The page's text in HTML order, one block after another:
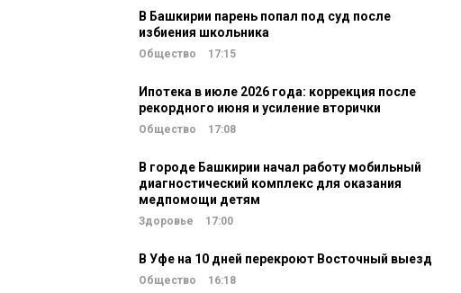
В Башкирии парень попал под суд после
избиения школьника
Общество 17:15
Ипотека в июле 2026 года: коррекция после
рекордного июня и усиление вторички
Общество 17:08
В городе Башкирии начал работу мобильный
диагностический комплекс для оказания
медпомощи детям
Здоровье 17:00
В Уфе на 10 дней перекроют Восточный выезд
Общество 16:18